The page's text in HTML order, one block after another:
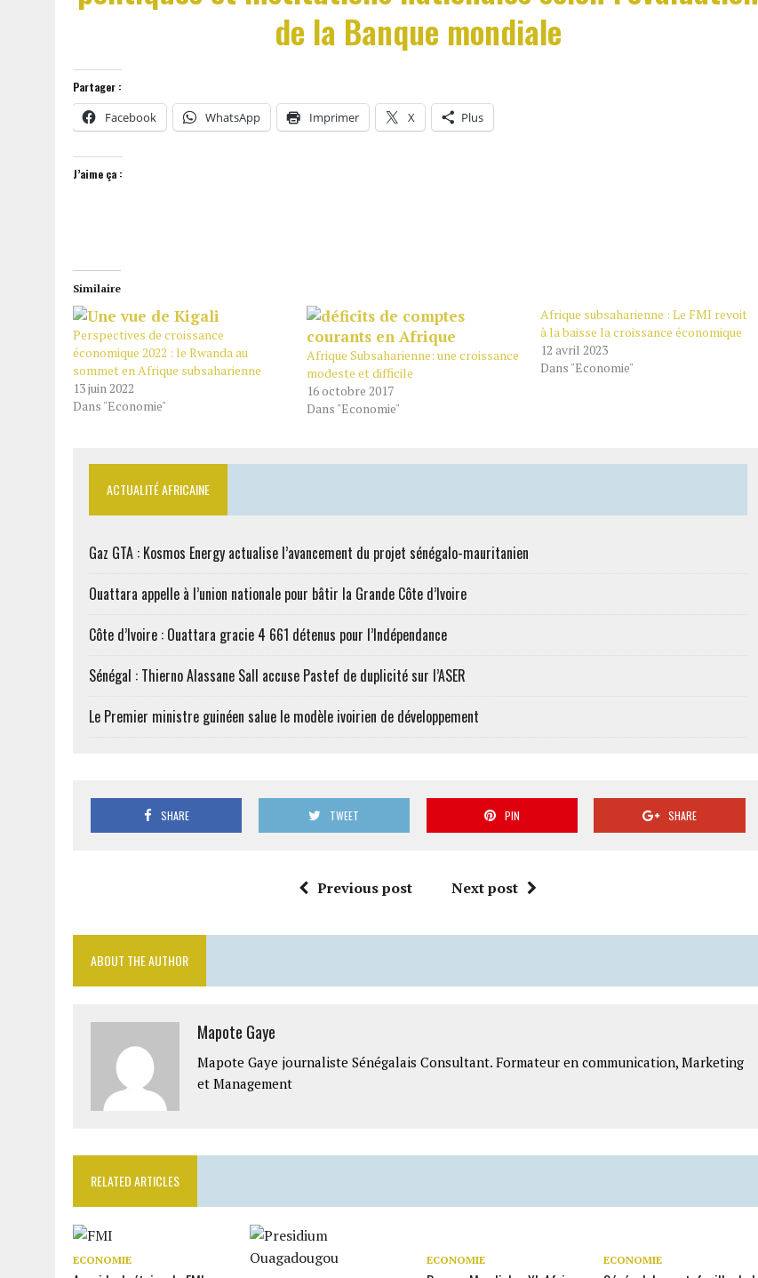
de la Banque mondiale
Partager :
Facebook WhatsApp Imprimer X Plus
J’aime ça :
Similaire
Perspectives de croissance
économique 2022 : le Rwanda au
sommet en Afrique subsaharienne
13 juin 2022
Dans "Economie"
Afrique Subsaharienne: une croissance
modeste et difficile
16 octobre 2017
Dans "Economie"
Afrique subsaharienne : Le FMI revoit
à la baisse la croissance économique
12 avril 2023
Dans "Economie"
ACTUALITÉ AFRICAINE
Gaz GTA : Kosmos Energy actualise l’avancement du projet sénégalo-mauritanien
Ouattara appelle à l’union nationale pour bâtir la Grande Côte d’Ivoire
Côte d’Ivoire : Ouattara gracie 4 661 détenus pour l’Indépendance
Sénégal : Thierno Alassane Sall accuse Pastef de duplicité sur l’ASER
Le Premier ministre guinéen salue le modèle ivoirien de développement
SHARE TWEET PIN SHARE
Previous post Next post
ABOUT THE AUTHOR
Mapote Gaye
Mapote Gaye journaliste Sénégalais Consultant. Formateur en communication, Marketing
et Management
RELATED ARTICLES
ECONOMIE ECONOMIE ECONOMIE